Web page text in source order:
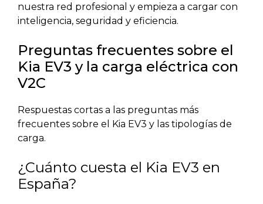
nuestra red profesional y empieza a cargar con
inteligencia, seguridad y eficiencia.
Preguntas frecuentes sobre el
Kia EV3 y la carga eléctrica con
V2C
Respuestas cortas a las preguntas más
frecuentes sobre el Kia EV3 y las tipologías de
carga.
¿Cuánto cuesta el Kia EV3 en
España?